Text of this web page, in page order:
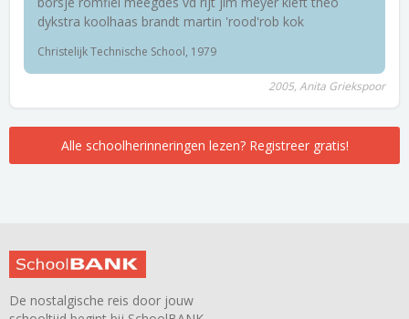
dykstra koolhaas brandt martin 'rood'rob kok
Christelijk Technische School, 1979
2005, Anita Griekspoor
Alle schoolherinneringen lezen? Registreer gratis!
De nostalgische reis door jouw